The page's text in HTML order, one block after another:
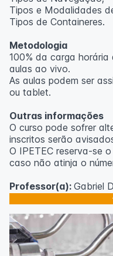
Outras informações
inscritos serão
O IPETEC reserva-se
caso não atinja o
Professora:
Tipos e Modalidades
Tipos de Containeres.
Metodologia
100% da carga
aulas ao vivo.
As aulas podem ser
ou tablet.
Outras informações
O curso pode sofrer
inscritos serão
O IPETEC reserva-se
caso não atinja o
Professor(a): Gabriel